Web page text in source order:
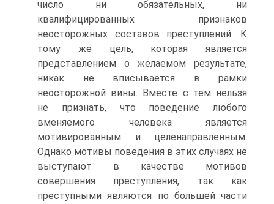
число ни обязательных, ни
квалифицированных признаков
неосторожных составов преступлений. К
тому же цель, которая является
представлением о желаемом результате,
никак не вписывается в рамки
неосторожной вины. Вместе с тем нельзя
не признать, что поведение любого
вменяемого человека является
мотивированным и целенаправленным.
Однако мотивы поведения в этих случаях не
выступают в качестве мотивов
совершения преступления, так как
преступными являются по большей части